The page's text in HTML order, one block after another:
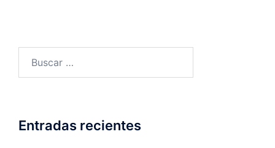
Entradas recientes